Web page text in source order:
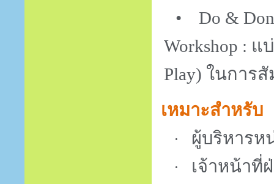
•
Do &
Workshop : แ
Play) ในการ
เหมาะสำหรับ
· ผู้บริหารห
·
เจ้าหน้าที่